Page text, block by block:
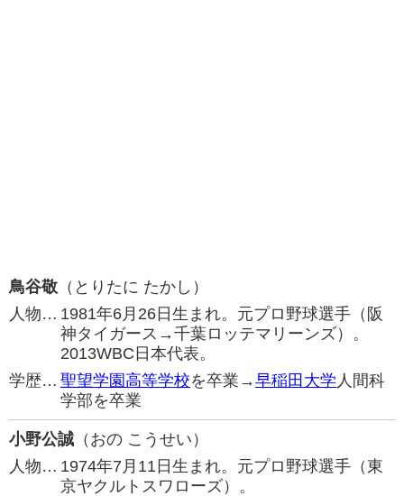
鳥谷敬 （とりたに たかし）
人物… 1981年6月26日生まれ。元プロ野球選手（阪
神タイガース→千葉ロッテマリーンズ）。
2013WBC日本代表。
学歴… 聖望学園高等学校を卒業→早稲田大学 人間科
学部を卒業
小野公誠 （おの こうせい）
人物… 1974年7月11日生まれ。元プロ野球選手（東
京ヤクルトスワローズ）。